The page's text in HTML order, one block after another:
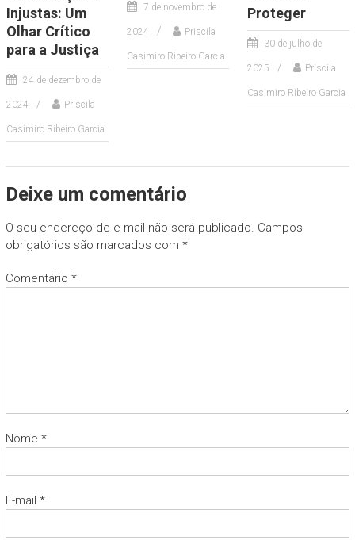
Injustas: Um
Olhar Crítico
para a Justiça
24 de dezembro de
2024 Priscila
Casimiro Ribeiro Garcia
7 de novembro de
2024 Priscila
Casimiro Ribeiro Garcia
Proteger
30 de julho de
2025 Priscila
Casimiro Ribeiro Garcia
Deixe um comentário
O seu endereço de e-mail não será publicado. Campos
obrigatórios são marcados com *
Comentário *
Nome *
E-mail *